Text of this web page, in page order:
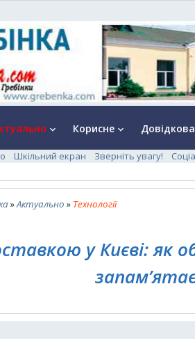
keyboard_arrow_down Корисне keyboard_arrow_down Довідкова
Шкільний екран Зверніть увагу!
»Актуально » Технології
у Києві: як